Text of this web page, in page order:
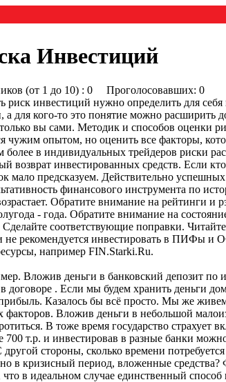
Инвестиций
(от 1 до 10) : 0 Проголосовавших: 0
риск инвестиций нужно определить для
а для кого-то это понятие можно расширить
вы сами. Методик и способов оценки
чужим опытом, но оценить все факторы,
более в индивидуальных трейдеров риски
возврат инвестированных средств. Если
мало предсказуем. Действительно
финансового инструмента по
Обратите внимание на рейтинги
- года. Обратите внимание на
соответствующие поправки.
не рекомендуется инвестировать в ПИФы и
например FIN.Starki.Ru.
Вложив деньги в банковский депозит по
договоре . Если мы будем хранить деньги
Казалось бы всё просто. Мы же
Вложив деньги в небольшой
В тоже время государство страхует
700 т.р. и инвестировав в разные банки
стороны, сколько времени
в кризисный период, вложенные
в идеальном случае единственный способ